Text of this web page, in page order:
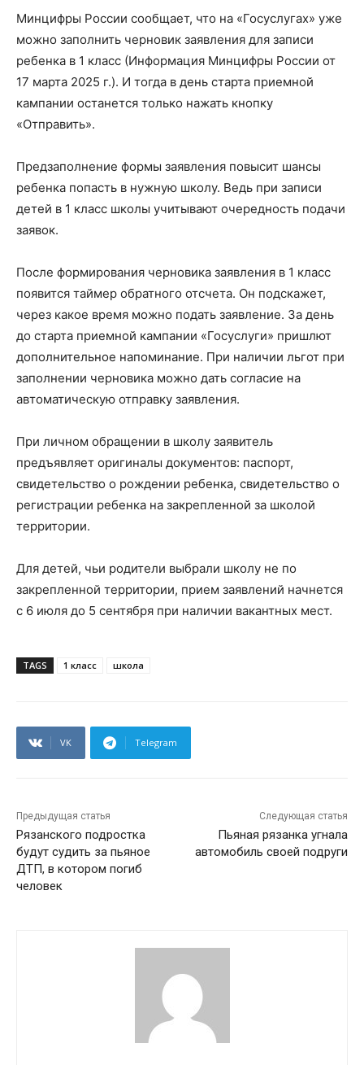
Минцифры России сообщает, что на «Госуслугах» уже
можно заполнить черновик заявления для записи
ребенка в 1 класс (Информация Минцифры России от
17 марта 2025 г.). И тогда в день старта приемной
кампании останется только нажать кнопку
«Отправить».
Предзаполнение формы заявления повысит шансы
ребенка попасть в нужную школу. Ведь при записи
детей в 1 класс школы учитывают очередность подачи
заявок.
После формирования черновика заявления в 1 класс
появится таймер обратного отсчета. Он подскажет,
через какое время можно подать заявление. За день
до старта приемной кампании «Госуслуги» пришлют
дополнительное напоминание. При наличии льгот при
заполнении черновика можно дать согласие на
автоматическую отправку заявления.
При личном обращении в школу заявитель
предъявляет оригиналы документов: паспорт,
свидетельство о рождении ребенка, свидетельство о
регистрации ребенка на закрепленной за школой
территории.
Для детей, чьи родители выбрали школу не по
закрепленной территории, прием заявлений начнется
с 6 июля до 5 сентября при наличии вакантных мест.
TAGS 1 класс школа
VK Telegram
Предыдущая статья
Рязанского подростка
будут судить за пьяное
ДТП, в котором погиб
человек
Следующая статья
Пьяная рязанка угнала
автомобиль своей подруги